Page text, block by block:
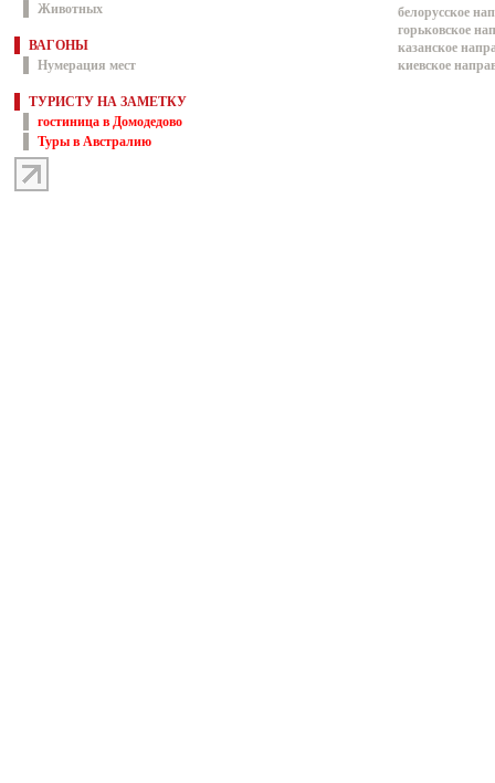
Животных
ВАГОНЫ
Нумерация мест
ТУРИСТУ НА ЗАМЕТКУ
гостиница в Домодедово
Туры в Австралию
белорусское
горьковское
казанское
киевское